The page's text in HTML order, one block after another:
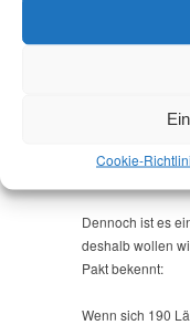
Cookie-
Landgrabbing-
Wir wären froh,
Und wir hätten
Dennoch ist es
deshalb wollen
Pakt bekennt:
Wenn sich 190